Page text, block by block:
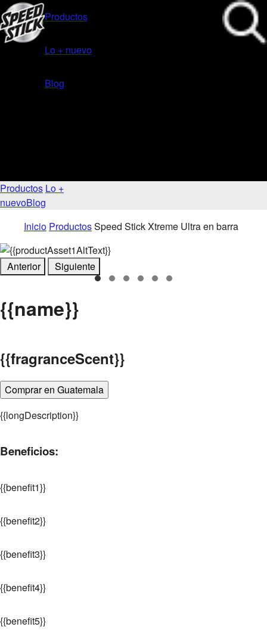
Productos
Lo + nuevo
Blog
Productos Lo +
nuevoBlog
Inicio ProductosSpeed Stick Xtreme Ultra en barra
Anterior Siguiente
{{name}}
{{fragranceScent}}
Comprar en Guatemala
{{longDescription}}
Beneficios:
{{benefit1}}
{{benefit2}}
{{benefit3}}
{{benefit4}}
{{benefit5}}